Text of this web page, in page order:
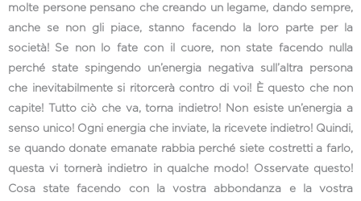
molte persone pensano che creando un legame, dando sempre,
anche se non gli piace, stanno facendo la loro parte per la
società! Se non lo fate con il cuore, non state facendo nulla
perché state spingendo un’energia negativa sull’altra persona
che inevitabilmente si ritorcerà contro di voi! È questo che non
capite! Tutto ciò che va, torna indietro! Non esiste un’energia a
senso unico! Ogni energia che inviate, la ricevete indietro! Quindi,
se quando donate emanate rabbia perché siete costretti a farlo,
questa vi tornerà indietro in qualche modo! Osservate questo!
Cosa state facendo con la vostra abbondanza e la vostra